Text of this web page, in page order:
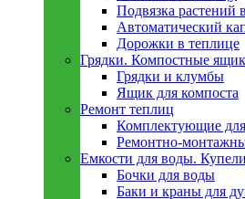
Подвязка растений
Автоматический
Дорожки в теплице
Грядки. Компостные
Грядки и клумбы
Ящик для компоста
Ремонт теплиц
Комплектующие
Ремонтно-
Емкости для воды. Купели
Бочки для воды
Баки и краны для